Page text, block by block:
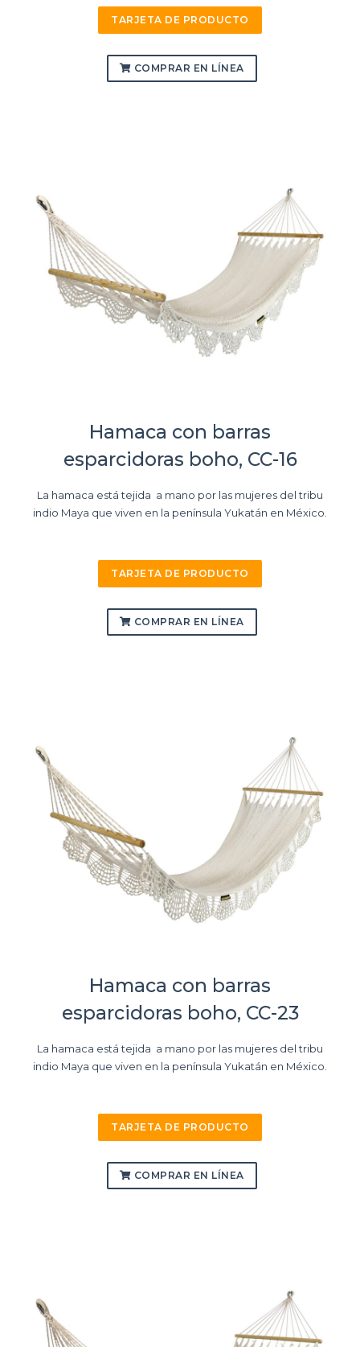
TARJETA DE PRODUCTO
COMPRAR EN LÍNEA
Hamaca con barras
esparcidoras boho, CC-16
La hamaca está tejida a mano por las mujeres del tribu
indio Maya que viven en la península Yukatán en México.
TARJETA DE PRODUCTO
COMPRAR EN LÍNEA
Hamaca con barras
esparcidoras boho, CC-23
La hamaca está tejida a mano por las mujeres del tribu
indio Maya que viven en la península Yukatán en México.
TARJETA DE PRODUCTO
COMPRAR EN LÍNEA